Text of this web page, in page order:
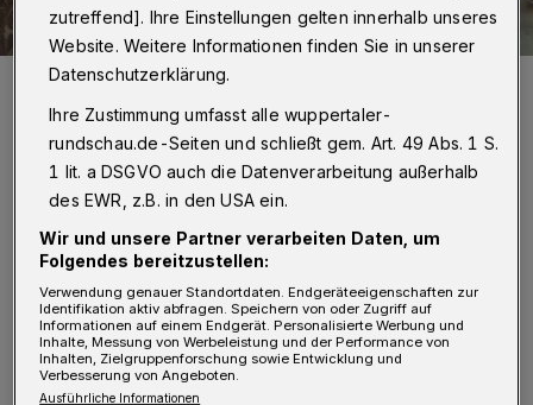
Ein impressionistisches Gemälde? Nein: Diese Fotografie mit dem
stammt aus der Zeit um 1890.
Foto: Münchner Stadtmuseum
Von Stefan Seitz
B eide Bereiche betraten Richtung Ende
des 19. Jahrhunderts ungefähr zur selben
zutreffend]. Ihre Einstellungen gelten innerhalb unseres
Website. Weitere Informationen finden Sie in unserer
Datenschutzerklärung.
Ihre Zustimmung umfasst alle wuppertaler-
rundschau.de-Seiten und schließt gem. Art. 49 Abs. 1 S.
1 lit. a DSGVO auch die Datenverarbeitung außerhalb
des EWR, z.B. in den USA ein.
Wir und unsere Partner verarbeiten Daten, um
Folgendes bereitzustellen:
Verwendung genauer Standortdaten. Endgeräteeigenschaften zur
Identifikation aktiv abfragen. Speichern von oder Zugriff auf
Informationen auf einem Endgerät. Personalisierte Werbung und
Inhalte, Messung von Werbeleistung und der Performance von
Inhalten, Zielgruppenforschung sowie Entwicklung und
Verbesserung von Angeboten.
Ausführliche Informationen